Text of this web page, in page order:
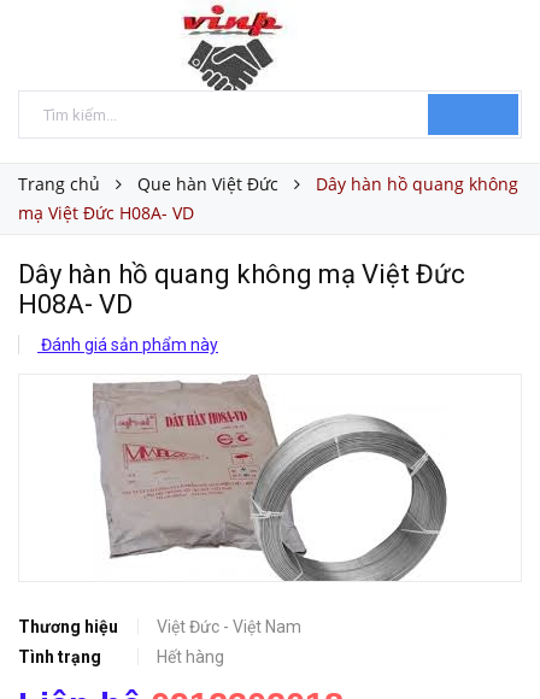
Trang chủ Que hàn Việt Đức
Dây hàn hồ quang không
mạ Việt Đức H08A- VD
Dây hàn hồ quang không mạ Việt Đức
H08A- VD
Đánh giá sản phẩm này
Thương hiệu
Việt Đức - Việt Nam
Tình trạng
Hết hàng